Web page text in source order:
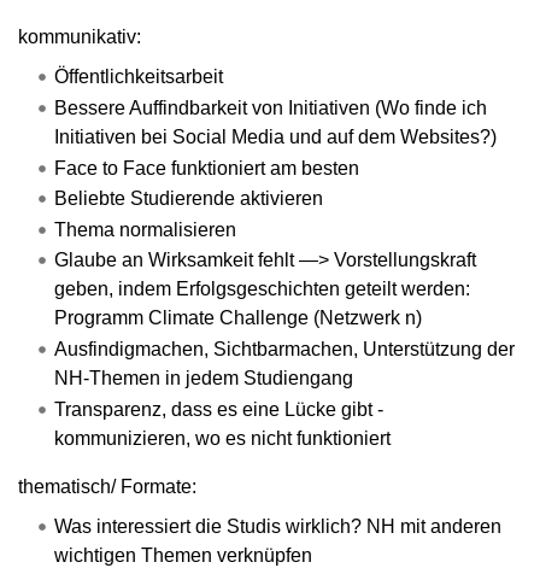
kommunikativ:
Öffentlichkeitsarbeit
Bessere Auffindbarkeit von Initiativen (Wo finde ich
Initiativen bei Social Media und auf dem Websites?)
Face to Face funktioniert am besten
Beliebte Studierende aktivieren
Thema normalisieren
Glaube an Wirksamkeit fehlt —> Vorstellungskraft
geben, indem Erfolgsgeschichten geteilt werden:
Programm Climate Challenge (Netzwerk n)
Ausfindigmachen, Sichtbarmachen, Unterstützung der
NH-Themen in jedem Studiengang
Transparenz, dass es eine Lücke gibt -
kommunizieren, wo es nicht funktioniert
thematisch/ Formate:
Was interessiert die Studis wirklich? NH mit anderen
wichtigen Themen verknüpfen